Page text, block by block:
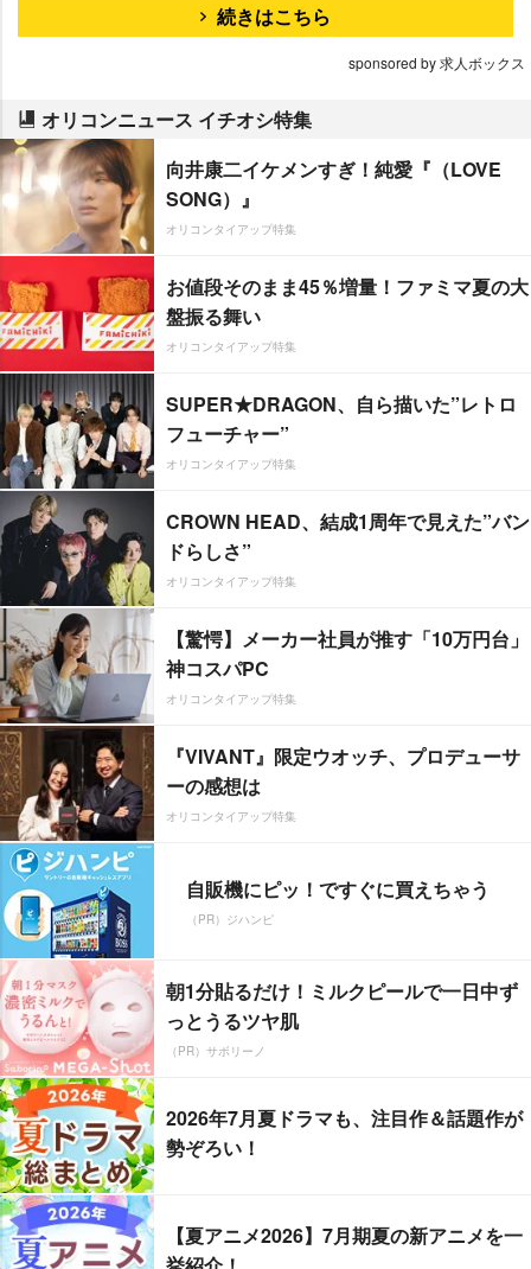
続きはこちら
sponsored by 求人ボックス
オリコンニュース イチオシ特集
向井康二イケメンすぎ！純愛『（LOVE
SONG）』
オリコンタイアップ特集
お値段そのまま45％増量！ファミマ夏の大
盤振る舞い
オリコンタイアップ特集
SUPER★DRAGON、自ら描いた”レトロ
フューチャー”
オリコンタイアップ特集
CROWN HEAD、結成1周年で見えた”バン
ドらしさ”
オリコンタイアップ特集
【驚愕】メーカー社員が推す「10万円台」
神コスパPC
オリコンタイアップ特集
『VIVANT』限定ウオッチ、プロデューサ
ーの感想は
オリコンタイアップ特集
自販機にピッ！ですぐに買えちゃう
（PR）ジハンピ
朝1分貼るだけ！ミルクピールで一日中ず
っとうるツヤ肌
（PR）サボリーノ
2026年7月夏ドラマも、注目作＆話題作が
勢ぞろい！
【夏アニメ2026】7月期夏の新アニメを一